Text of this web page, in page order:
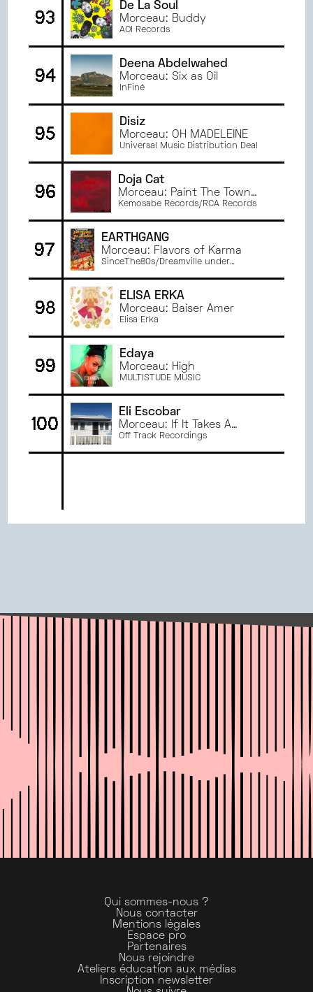
93
De La Soul
Morceau: Buddy
AOI Records
94
Deena Abdelwahed
Morceau: Six as Oil
InFiné
95
Disiz
Morceau: OH MADELEINE
Universal Music Distribution Deal
96
Doja Cat
Morceau: Paint The Town
Red
Kemosabe Records/RCA Records
97
EARTHGANG
Morceau: Flavors of Karma
SinceThe80s/Dreamville under
98
ELISA ERKA
Morceau: Baiser Amer
Elisa Erka
99
Edaya
Morceau: High
MULTISTUDE MUSIC
100
Eli Escobar
Morceau: If It Takes A
Miracle
Off Track Recordings
Qui sommes-nous ?
Nous contacter
Mentions légales
Espace pro
Partenaires
Nous rejoindre
Ateliers éducation aux médias
Inscription newsletter